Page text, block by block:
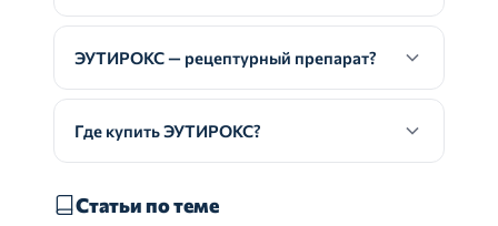
ЭУТИРОКС — рецептурный препарат?
Где купить ЭУТИРОКС?
Статьи по теме